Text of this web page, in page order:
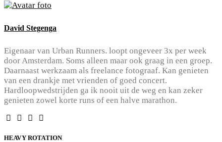
David Stegenga
Eigenaar van Urban Runners. loopt ongeveer 3x per week
door Amsterdam. Soms alleen maar ook graag in een groep.
Daarnaast werkzaam als freelance fotograaf. Kan genieten
van een drankje met vrienden of goed concert.
Hardloopwedstrijden ga ik nooit uit de weg en kan zeker
genieten zowel korte runs of een halve marathon.
HEAVY ROTATION